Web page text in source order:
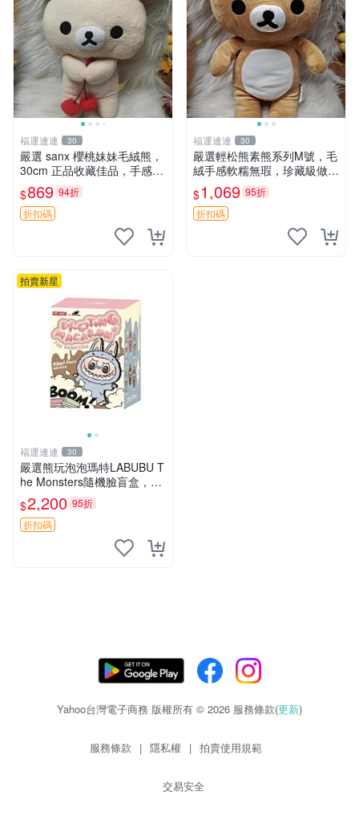
福運連連 30
嚴選 sanx 櫻桃妹妹毛絨熊，
30cm 正品收藏佳品，手感極
軟，適合贈送與收藏 櫻桃妹
妹、sanx、毛絨熊
$869 94折
折扣碼
福運連連 30
嚴選輕松熊素熊系列M號，毛
絨手感軟糯無瑕，珍藏級做工
推薦收藏，尺寸35cm清晰可
見。中古毛絨、收藏精品、毛
絨玩具
$1,069 95折
折扣碼
拍賣新星
福運連連 30
嚴選熊玩泡泡瑪特LABUBU T
he Monsters隨機臉盲盒，萌
趣馬卡龍設計 芝麻豆豆 LAB
UBU LABUBU THE MONST
ERS 橙色豆
$2,200 95折
折扣碼
Yahoo台灣電子商務 版權所有 © 2026 服務條款(更新)
服務條款 | 隱私權 | 拍賣使用規範
交易安全